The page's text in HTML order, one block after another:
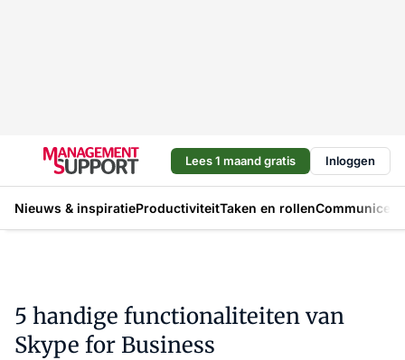
Lees 1 maand gratis Inloggen
Nieuws & inspiratieProductiviteitTaken en rollen
5 handige functionaliteiten van
Skype for Business